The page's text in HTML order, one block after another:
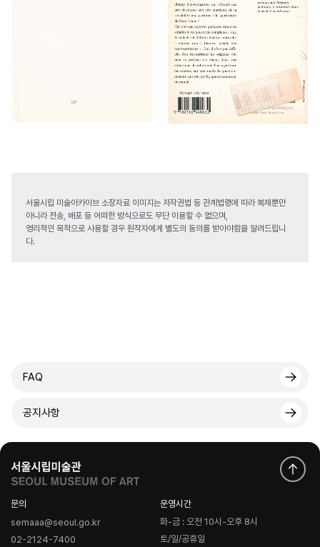
서울시립 미술아카이브 소장자료 이미지는 저작권법 등 관계법령에 따라 복제뿐만
아니라 전송, 배포 등 어떠한 방식으로도 무단 이용할 수 없으며,
영리적인 목적으로 사용할 경우 원작자에게 별도의 동의를 받아야함을 알려드립니
다.
FAQ
공지사항
문의
semaaa@seoul.go.kr
02-2124-7400
운영시간
화-금 : 오전 10시-오후 8시
토/일/공휴일